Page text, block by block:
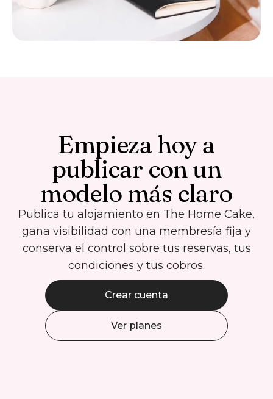
Empieza hoy a
publicar con un
modelo más claro
Publica tu alojamiento en The Home Cake,
gana visibilidad con una membresía fija y
conserva el control sobre tus reservas, tus
condiciones y tus cobros.
Crear cuenta
Ver planes